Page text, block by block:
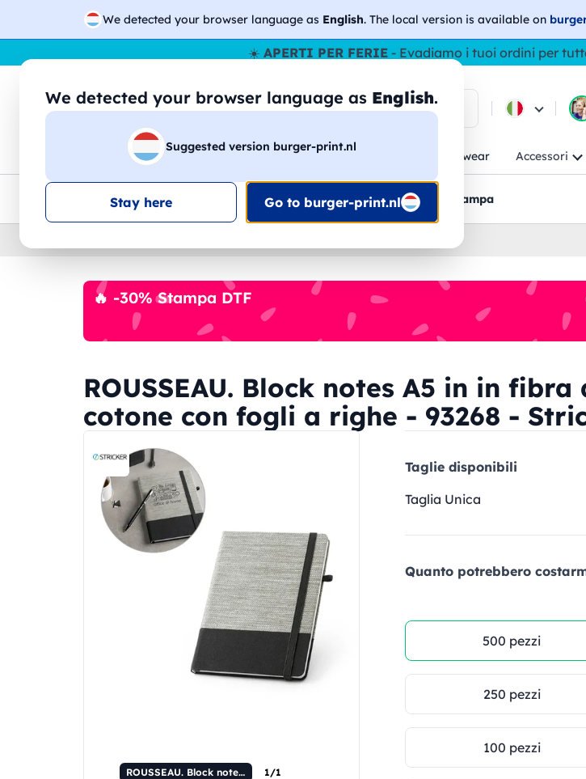
We detected your browser language as English. The local version is available on
We detected your browser language as English.
Suggested version burger-print.nl
Stay here Go to burger-print.nl
☀️ APERTI PER FERIE- Evadiamo i tuoi ordini per
🔎 Cerca tra i prodotti
Magliette Felpe Uomo Donna Workwear Accessori
Consegna gratis Sconti quantitàAssistenza clientiBozzetti pre-stampa
🔥 -30% Stampa DTF
ROUSSEAU. Block notes A5 in in
cotone con fogli a righe - 93268 -
ROUSSEAU. Block notes A5 in in fibra di paglia e tela di cotone con fogli a righe 1/1
Taglie disponibili
Taglia Unica
Quanto potrebbero
500 pezzi
250 pezzi
100 pezzi